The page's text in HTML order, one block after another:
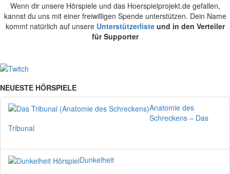
Wenn dir unsere Hörspiele und das Hoerspielprojekt.de gefallen,
kannst du uns mit einer freiwilligen Spende unterstützen. Dein Name
kommt natürlich auf unsere Unterstützerlisteund in den Verteiler
für Supporter
NEUESTE HÖRSPIELE
Anatomie des
Schreckens – Das
Tribunal
Dunkelheit